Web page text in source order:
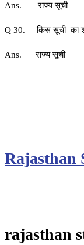
Ans. राज्य सूची
Q 30. किस सूची का
Ans. राज्य सूची
Rajasthan
rajasthan